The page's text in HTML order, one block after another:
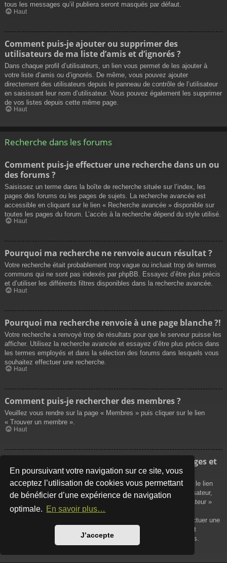
En poursuivant votre navigation sur ce site, vous
acceptez l’utilisation de cookies vous permettant
de bénéficier d’une expérience de navigation
optimale. En savoir plus…
J’accepte
tous les messages qu’il publiera seront masqués par défaut.
Haut
Comment puis-je ajouter ou supprimer des
utilisateurs de ma liste d’amis et d’ignorés ?
Dans chaque profil d’utilisateurs, un lien vous permet de les ajouter à
votre liste d’amis ou d’ignorés. De même, vous pouvez ajouter
directement des utilisateurs depuis le panneau de contrôle de l’utilisateur
en saisissant leur nom d’utilisateur. Vous pouvez également les supprimer
de vos listes depuis cette même page.
Haut
Recherche dans les forums
Comment puis-je effectuer une recherche dans un ou
des forums ?
Saisissez un terme dans la boîte de recherche située sur l’index, les
pages des forums ou les pages de sujets. La recherche avancée est
accessible en cliquant sur le lien « Recherche avancée » disponible sur
toutes les pages du forum. L’accès à la recherche dépend du style utilisé.
Haut
Pourquoi ma recherche ne renvoie aucun résultat ?
Votre recherche était probablement trop vague ou incluait trop de termes
communs qui ne sont pas indexés par phpBB. Essayez d’être plus précis
et d’utiliser les différents filtres disponibles dans la recherche avancée.
Haut
Pourquoi ma recherche renvoie à une page blanche ?!
Votre recherche a renvoyé trop de résultats pour que le serveur puisse les
afficher. Utilisez la recherche avancée et essayez d’être plus précis dans
les termes employés et dans la sélection des forums dans lesquels vous
souhaitez effectuer une recherche.
Haut
Comment puis-je rechercher des membres ?
Veuillez vous rendre sur la page « Membres » puis cliquer sur le lien
« Trouver un membre ».
Haut
Comment puis-je retrouver mes propres messages et
sujets ?
Vos propres messages peuvent être affichés soit en cliquant sur le lien
« Afficher vos messages » dans le panneau de contrôle de l’utilisateur,
soit en cliquant sur le lien « Rechercher les messages de l’utilisateur »
sur la page de votre propre profil ou soit en cliquant sur le menu
« Raccourcis » situé sur la partie supérieure du forum. Pour effectuer une
recherche de vos propres sujets, utilisez la recherche avancée et
remplissez convenablement les options qui vous sont disponibles.